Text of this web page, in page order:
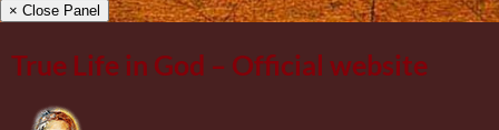
× Close Panel
True Life in God – Official website